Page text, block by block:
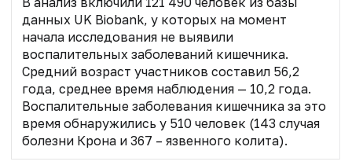
данных UK Biobank, у которых на момент
начала исследования не выявили
воспалительных заболеваний кишечника.
Средний возраст участников составил 56,2
года, среднее время наблюдения — 10,2 года.
Воспалительные заболевания кишечника за это
время обнаружились у 510 человек (143 случая
болезни Крона и 367 – язвенного колита).